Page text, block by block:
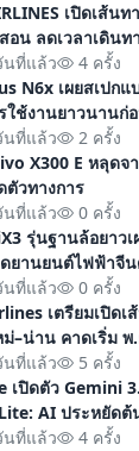
เปิดเส้น
อน ลดเวลาเดินท
นที่แล้ว
4 ครั้ง
N6x เผยสเปก
ใช้งานยาวนานก่
นที่แล้ว
2 ครั้ง
X300 E หลุดจ
ตัวทางการ
นที่แล้ว
0 ครั้ง
รุ่นฐานล้อยาว
ยานยนต์ไฟฟ้าจีน
นที่แล้ว
0 ครั้ง
เตรียมเปิดเ
ม่–น่าน คาดเริ่ม พ
นที่แล้ว
5 ครั้ง
เปิดตัว Gemini
AI ประหยัด
กพัฒนา
นที่แล้ว 4 ครั้ง